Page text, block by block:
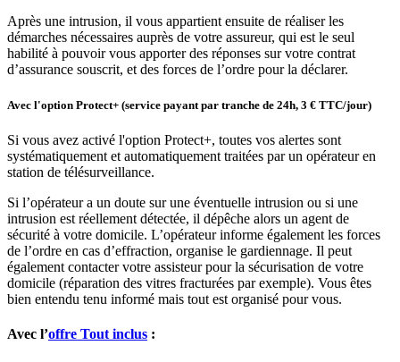
Après une intrusion, il vous appartient ensuite de réaliser les
démarches nécessaires auprès de votre assureur, qui est le seul
habilité à pouvoir vous apporter des réponses sur votre contrat
d’assurance souscrit, et des forces de l’ordre pour la déclarer.
Avec l'option Protect+ (service payant par tranche de 24h, 3 € TTC/jour)
Si vous avez activé l'option Protect+, toutes vos alertes sont
systématiquement et automatiquement traitées par un opérateur en
station de télésurveillance.
Si l’opérateur a un doute sur une éventuelle intrusion ou si une
intrusion est réellement détectée, il dépêche alors un agent de
sécurité à votre domicile. L’opérateur informe également les forces
de l’ordre en cas d’effraction, organise le gardiennage. Il peut
également contacter votre assisteur pour la sécurisation de votre
domicile (réparation des vitres fracturées par exemple). Vous êtes
bien entendu tenu informé mais tout est organisé pour vous.
Avec l’offre Tout inclus :